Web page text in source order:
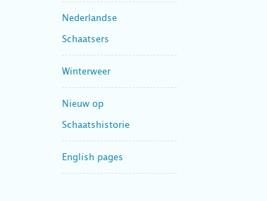
Nederlandse
Schaatsers
Winterweer
Nieuw op
Schaatshistorie
English pages